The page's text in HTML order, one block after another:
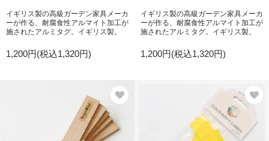
イギリス製の高級ガーデン家具メーカ
ーが作る、耐腐食性アルマイト加工が
施されたアルミタグ。イギリス製。
1,200円(税込1,320円)
イギリス製の高級ガーデン家具メーカ
ーが作る、耐腐食性アルマイト加工が
施されたアルミタグ。イギリス製。
1,200円(税込1,320円)